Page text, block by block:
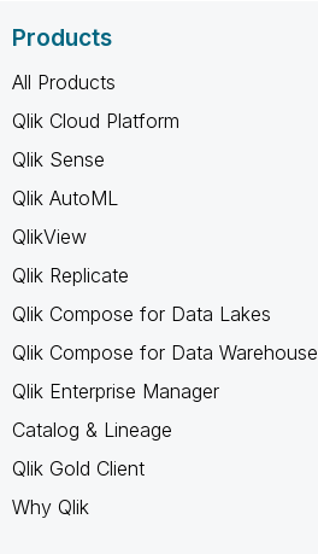
Products
All Products
Qlik Cloud Platform
Qlik Sense
Qlik AutoML
QlikView
Qlik Replicate
Qlik Compose for Data Lakes
Qlik Compose for Data Warehouse
Qlik Enterprise Manager
Catalog & Lineage
Qlik Gold Client
Why Qlik